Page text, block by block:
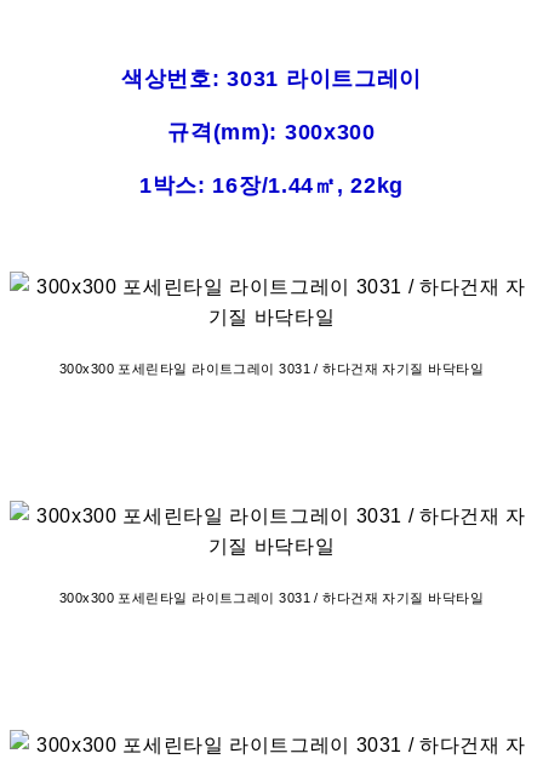
색상번호: 3031 라이트그레이
규격(mm): 300x300
1박스: 16장/1.44㎡, 22kg
300x300 포세린타일 라이트그레이 3031 / 하다건재 자기질 바닥타일
300x300 포세린타일 라이트그레이 3031 / 하다건재 자기질 바닥타일